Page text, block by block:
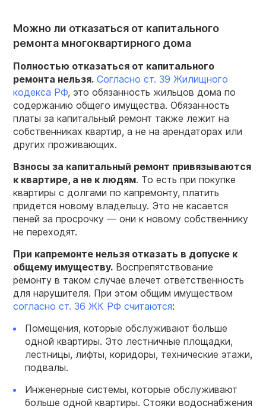
Можно ли отказаться от капитального
ремонта многоквартирного дома
Полностью отказаться от капитального
ремонта нельзя. Согласно ст. 39 Жилищного
кодекса РФ, это обязанность жильцов дома по
содержанию общего имущества. Обязанность
платы за капитальный ремонт также лежит на
собственниках квартир, а не на арендаторах или
других проживающих.
Взносы за капитальный ремонт привязываются
к квартире, а не к людям. То есть при покупке
квартиры с долгами по капремонту, платить
придется новому владельцу. Это не касается
пеней за просрочку — они к новому собственнику
не переходят.
При капремонте нельзя отказать в допуске к
общему имуществу. Воспрепятствование
ремонту в таком случае влечет ответственность
для нарушителя. При этом общим имуществом
согласно ст. 36 ЖК РФ считаются:
Помещения, которые обслуживают больше
одной квартиры. Это лестничные площадки,
лестницы, лифты, коридоры, технические этажи,
подвалы.
Инженерные системы, которые обслуживают
больше одной квартиры. Стояки водоснабжения